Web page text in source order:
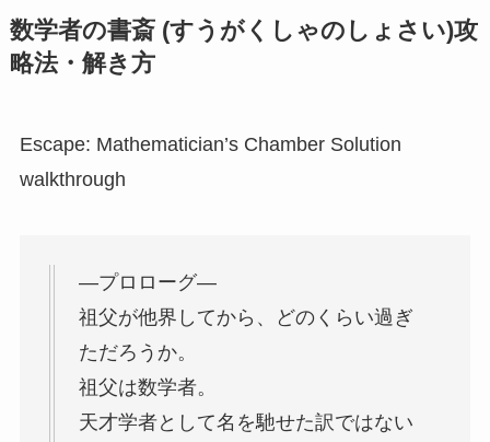
数学者の書斎 (すうがくしゃのしょさい)攻
略法・解き方
Escape: Mathematician’s Chamber Solution
walkthrough
—プロローグ—
祖父が他界してから、どのくらい過ぎ
ただろうか。
祖父は数学者。
天才学者として名を馳せた訳ではない